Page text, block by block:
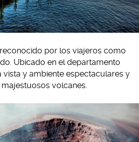
por los viajeros como
Ubicado en el departamento
vista y ambiente espectaculares y
volcanes.